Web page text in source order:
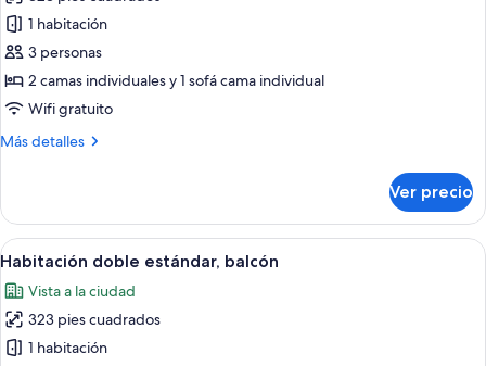
de
Habitación
doble
Deluxe
1 habitación
3 personas
2 camas individuales y 1 sofá cama individual
Wifi gratuito
Más detalles
Más
doble
Deluxe
Ver precio
Abrir
todas
las
fotos
de
Habitación de hotel con una cama
5
Habitación doble estándar, balcón
Vista a la ciudad
323 pies cuadrados
1 habitación